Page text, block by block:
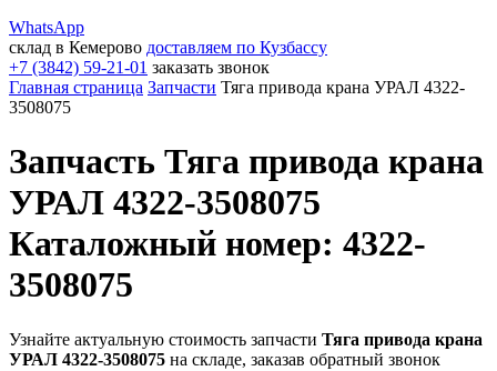
WhatsApp
склад в Кемерово доставляем по Кузбассу
+7 (3842) 59-21-01 заказать звонок
Главная страница Запчасти Тяга привода крана УРАЛ 4322-
3508075
Запчасть Тяга привода крана
УРАЛ 4322-3508075
Каталожный номер: 4322-
3508075
Узнайте актуальную стоимость запчасти Тяга привода крана
УРАЛ 4322-3508075 на складе, заказав обратный звонок